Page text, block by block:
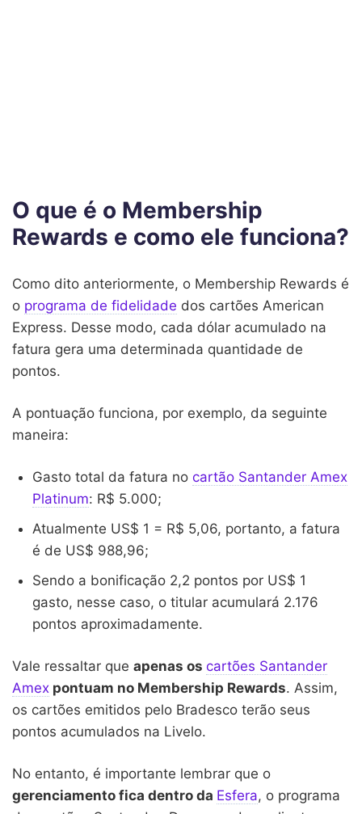
O que é o Membership
Rewards e como ele funciona?
Como dito anteriormente, o Membership Rewards é
o programa de fidelidade dos cartões American
Express. Desse modo, cada dólar acumulado na
fatura gera uma determinada quantidade de
pontos.
A pontuação funciona, por exemplo, da seguinte
maneira:
Gasto total da fatura no cartão Santander Amex
Platinum: R$ 5.000;
Atualmente US$ 1 = R$ 5,06, portanto, a fatura
é de US$ 988,96;
Sendo a bonificação 2,2 pontos por US$ 1
gasto, nesse caso, o titular acumulará 2.176
pontos aproximadamente.
Vale ressaltar que apenas os cartões Santander
Amex pontuam no Membership Rewards. Assim,
os cartões emitidos pelo Bradesco terão seus
pontos acumulados na Livelo.
No entanto, é importante lembrar que o
gerenciamento fica dentro da Esfera, o programa